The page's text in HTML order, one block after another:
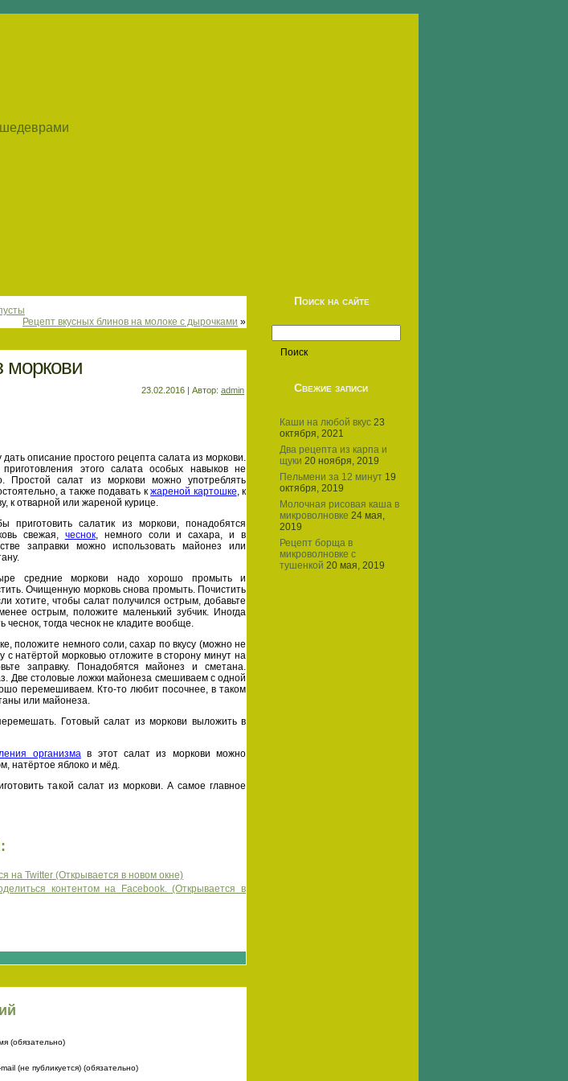
шедеврами
Рецепт вкусных блинов на молоке с дырочками »
моркови
23.02.2016 | Автор: admin
дать описание простого рецепта салата из моркови.
этого салата особых навыков не
Простой салат из моркови можно употреблять
а также подавать кжареной картошке, к
к отварной или жареной курице.
приготовить салатик из моркови, понадобятся
свежая, чеснок, немного соли и сахара, и в
заправки можно использовать майонез или
средние моркови надо хорошо промыть и
Очищенную морковь снова промыть. Почистить
хотите, чтобы салат получился острым, добавьте
острым, положите маленький зубчик. Иногда
тогда чеснок не кладите вообще.
положите немного соли, сахар по вкусу (можно не
с натёртой морковью отложите в сторону минут на
заправку. Понадобятся майонез и сметана.
Две столовые ложки майонеза смешиваем с одной
перемешиваем. Кто-то любит посочнее, в таком
или майонеза.
Готовый салат из моркови выложить в
организмав этот салат из моркови можно
натёртое яблоко и мёд.
такой салат из моркови. А самое главное
на Twitter (Открывается в новом окне)
контентом на Facebook. (Открывается в
(обязательно)
(не публикуется) (обязательно)
Поиск на сайте
Свежие записи
Каши на любой вкус 23
октября, 2021
Два рецепта из карпа и
щуки 20 ноября, 2019
Пельмени за 12 минут 19
октября, 2019
Молочная рисовая каша в
микроволновке 24 мая,
2019
Рецепт борща в
микроволновке с
тушенкой 20 мая, 2019